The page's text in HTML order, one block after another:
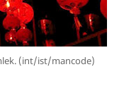
(int/ist/mancode)